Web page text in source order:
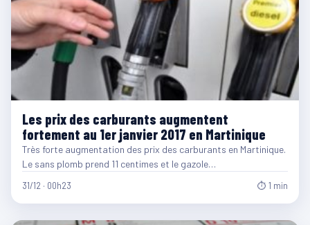
Les prix des carburants augmentent
fortement au 1er janvier 2017 en Martinique
Très forte augmentation des prix des carburants en Martinique.
Le sans plomb prend 11 centimes et le gazole…
31/12 · 00h23 ⏱ 1 min